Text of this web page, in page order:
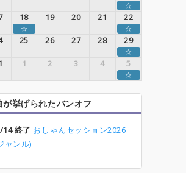
☆
18 19 20 21 22
☆ ☆
25 26 27 28 29
☆
1 2 3 4 5
☆
が挙げられたバンオフ
終了 おしゃんセッション2026
ャンル)